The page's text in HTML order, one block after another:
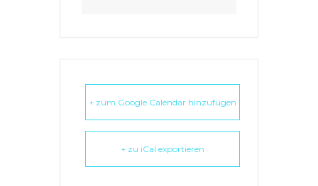
+ zum Google Calendar hinzufügen
+ zu iCal exportieren